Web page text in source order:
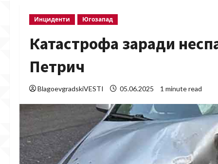
Инциденти Югозапад
Катастрофа заради
Петрич
BlagoevgradskiVESTI 05.06.2025 1 minute read